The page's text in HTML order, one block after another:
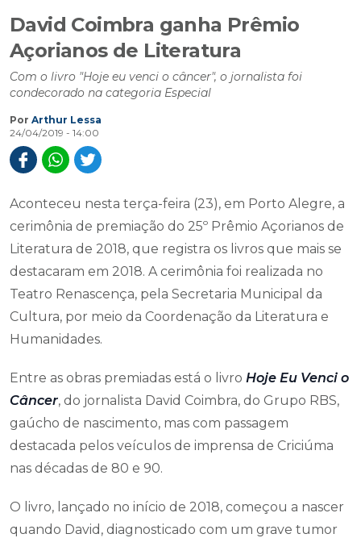
David Coimbra ganha Prêmio
Açorianos de Literatura
Com o livro "Hoje eu venci o câncer", o jornalista foi
condecorado na categoria Especial
Por Arthur Lessa
24/04/2019 - 14:00
Aconteceu nesta terça-feira (23), em Porto Alegre, a
cerimônia de premiação do 25º Prêmio Açorianos de
Literatura de 2018, que registra os livros que mais se
destacaram em 2018. A cerimônia foi realizada no
Teatro Renascença, pela Secretaria Municipal da
Cultura, por meio da Coordenação da Literatura e
Humanidades.
Entre as obras premiadas está o livro Hoje Eu Venci o
Câncer, do jornalista David Coimbra, do Grupo RBS,
gaúcho de nascimento, mas com passagem
destacada pelos veículos de imprensa de Criciúma
nas décadas de 80 e 90.
O livro, lançado no início de 2018, começou a nascer
quando David, diagnosticado com um grave tumor